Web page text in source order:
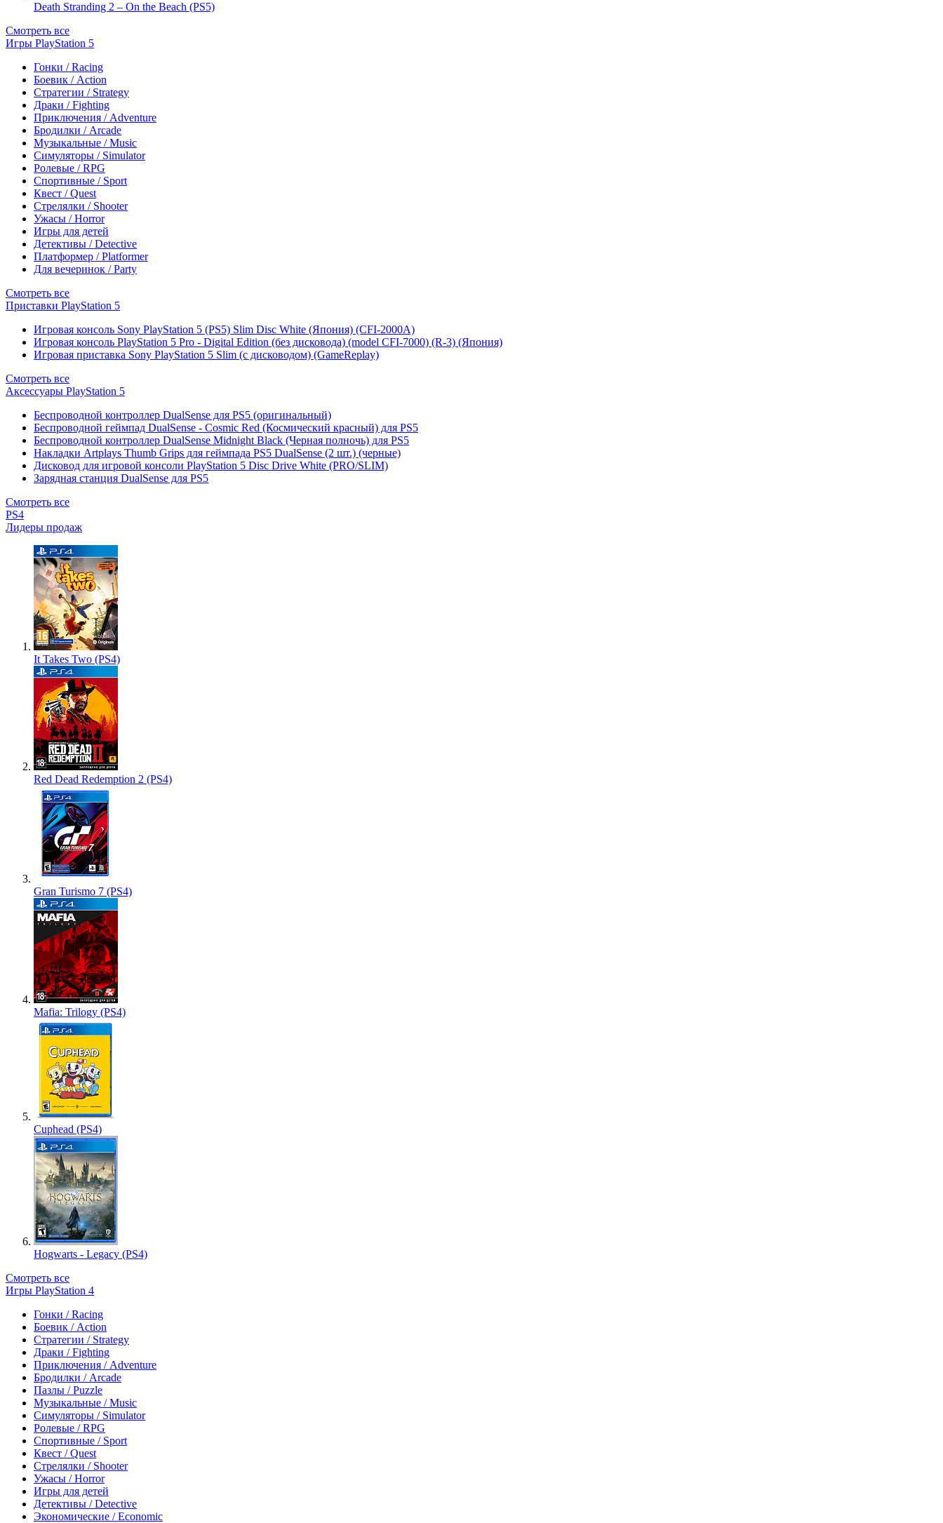
Death Stranding 2 – On the Beach (PS5)
Смотреть все
Игры PlayStation 5
Гонки / Racing
Боевик / Action
Стратегии / Strategy
Драки / Fighting
Приключения / Adventure
Бродилки / Arcade
Музыкальные / Music
Симуляторы / Simulator
Ролевые / RPG
Спортивные / Sport
Квест / Quest
Стрелялки / Shooter
Ужасы / Horror
Игры для детей
Детективы / Detective
Платформер / Platformer
Для вечеринок / Party
Смотреть все
Приставки PlayStation 5
Игровая консоль Sony PlayStation 5 (PS5) Slim Disc White (Япония) (CFI-2000A)
Игровая консоль PlayStation 5 Pro - Digital Edition (без дисковода) (model CFI-7000) (R-3) (Япония)
Игровая приставка Sony PlayStation 5 Slim (с дисководом) (GameReplay)
Смотреть все
Аксессуары PlayStation 5
Беспроводной контроллер DualSense для PS5 (оригинальный)
Беспроводной геймпад DualSense - Cosmic Red (Космический красный) для PS5
Беспроводной контроллер DualSense Midnight Black (Черная полночь) для PS5
Накладки Artplays Thumb Grips для геймпада PS5 DualSense (2 шт.) (черные)
Дисковод для игровой консоли PlayStation 5 Disc Drive White (PRO/SLIM)
Зарядная станция DualSense для PS5
Смотреть все
PS4
Лидеры продаж
It Takes Two (PS4)
Red Dead Redemption 2 (PS4)
Gran Turismo 7 (PS4)
Mafia: Trilogy (PS4)
Cuphead (PS4)
Hogwarts - Legacy (PS4)
Смотреть все
Игры PlayStation 4
Гонки / Racing
Боевик / Action
Стратегии / Strategy
Драки / Fighting
Приключения / Adventure
Бродилки / Arcade
Пазлы / Puzzle
Музыкальные / Music
Симуляторы / Simulator
Ролевые / RPG
Спортивные / Sport
Квест / Quest
Стрелялки / Shooter
Ужасы / Horror
Игры для детей
Детективы / Detective
Экономические / Economic